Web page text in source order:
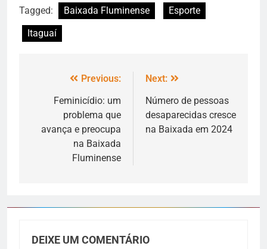
Tagged: Baixada Fluminense
Esporte
Itaguaí
Previous:
Feminicídio: um
problema que
avança e preocupa
na Baixada
Fluminense
Next:
Número de pessoas
desaparecidas cresce
na Baixada em 2024
DEIXE UM COMENTÁRIO